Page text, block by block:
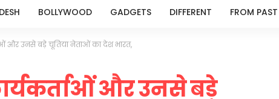
BOLLYWOOD GADGETS DIFFERENT FROM PAST
और उनसे बड़े चूतिया नेताओं का देश भारत,
और उनसे बड़े